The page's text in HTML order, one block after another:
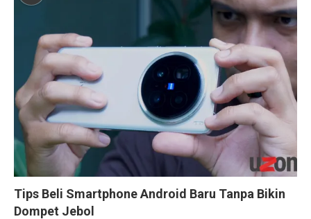
Tips Beli Smartphone Android Baru Tanpa Bikin
Dompet Jebol